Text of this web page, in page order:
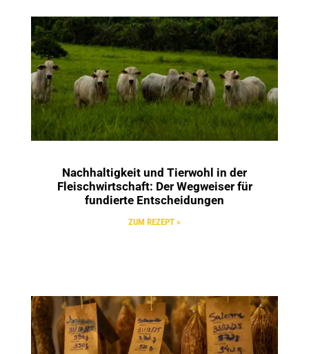
Nachhaltigkeit und Tierwohl in der
Fleischwirtschaft: Der Wegweiser für
fundierte Entscheidungen
ZUM REZEPT »